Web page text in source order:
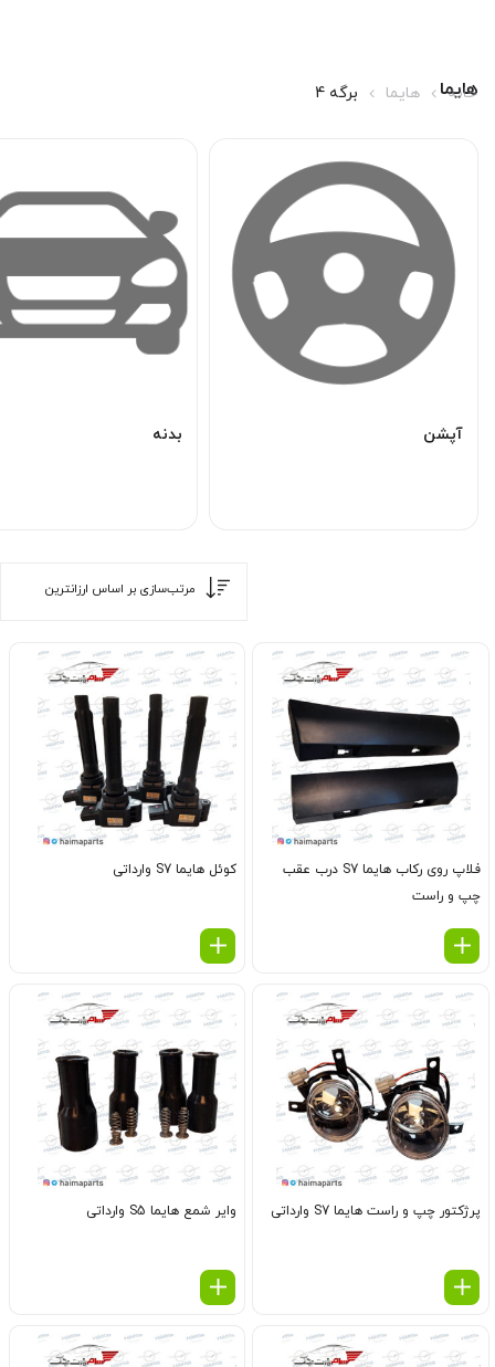
هایما
خانه هایما برگه 4
آپشن بدنه
فلاپ روی رکاب هایما S7 درب عقب
چپ و راست
کوئل هایما S7 وارداتی
پرژکتور چپ و راست هایما S7 وارداتی وایر شمع هایما S5 وارداتی